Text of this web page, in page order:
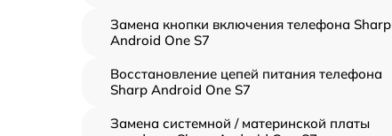
Замена кнопки включения телефона Sharp
Android One S7
Восстановление цепей питания телефона
Sharp Android One S7
Замена системной / материнской платы